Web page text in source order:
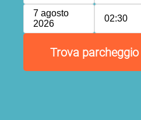
7 agosto
2026
02:30
Trova parcheggio